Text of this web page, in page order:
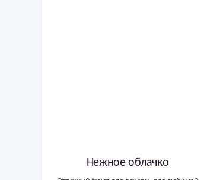
Нежное облачко